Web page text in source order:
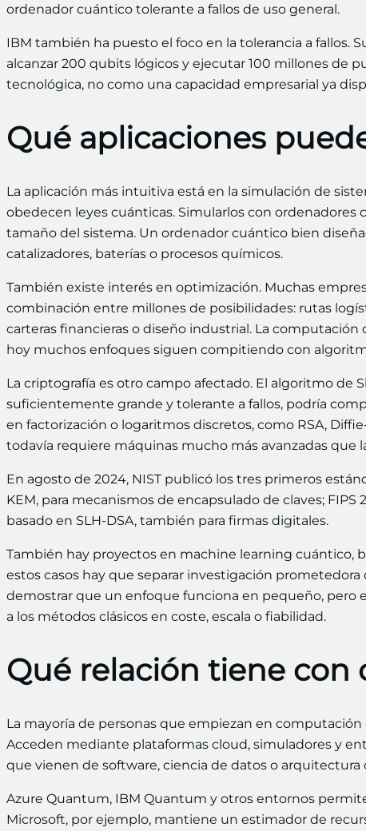
ordenador cuántico tolerante a fallos de uso general.
IBM también ha puesto el foco en la tolerancia a fallos.
alcanzar 200 qubits lógicos y ejecutar 100 millones de
tecnológica, no como una capacidad empresarial ya
Qué aplicaciones
La aplicación más intuitiva está en la simulación de
obedecen leyes cuánticas. Simularlos con
tamaño del sistema. Un ordenador cuántico bien
catalizadores, baterías o procesos químicos.
También existe interés en optimización. Muchas
combinación entre millones de posibilidades: rutas
carteras financieras o diseño industrial. La
hoy muchos enfoques siguen compitiendo con
La criptografía es otro campo afectado. El algoritmo de
suficientemente grande y tolerante a fallos, podría
en factorización o logaritmos discretos, como RSA,
todavía requiere máquinas mucho más avanzadas que
En agosto de 2024, NIST publicó los tres primeros
KEM, para mecanismos de encapsulado de claves; FIPS
basado en SLH-DSA, también para firmas digitales.
También hay proyectos en machine learning cuántico,
estos casos hay que separar investigación
demostrar que un enfoque funciona en pequeño, pero
a los métodos clásicos en coste, escala o fiabilidad.
Qué relación tiene
La mayoría de personas que empiezan en
Acceden mediante plataformas cloud, simuladores y
que vienen de software, ciencia de datos o arquitectura
Azure Quantum, IBM Quantum y otros entornos
Microsoft, por ejemplo, mantiene un estimador de